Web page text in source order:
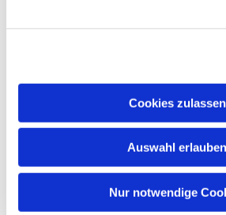
Cookies zulassen
Auswahl erlauben
Nur notwendige